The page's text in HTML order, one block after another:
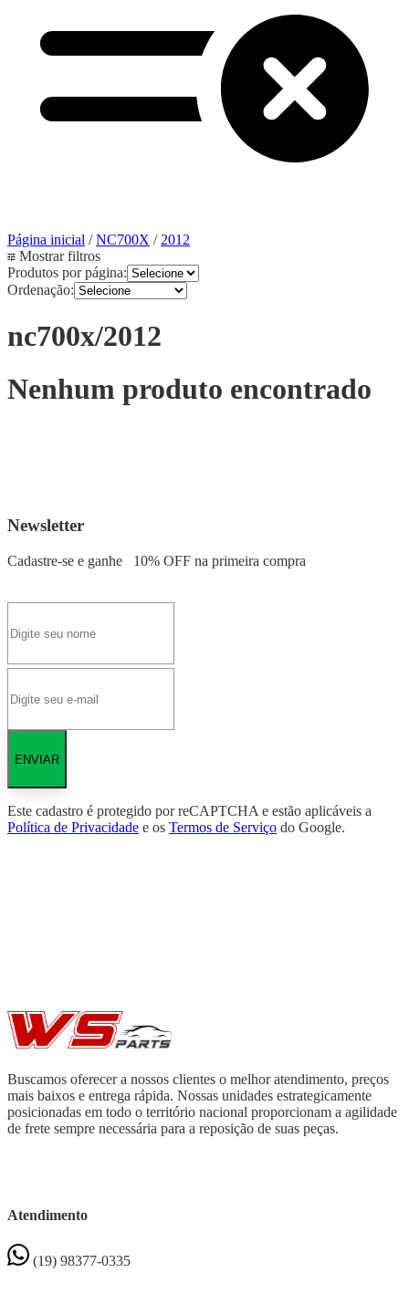
Página inicial /NC700X /2012
Mostrar filtros
Produtos por página:
Ordenação:
nc700x/2012
Nenhum produto encontrado
Newsletter
Cadastre-se e ganhe 10% OFF na primeira compra
ENVIAR
Este cadastro é protegido por reCAPTCHA e estão aplicáveis a
Política de Privacidade e os Termos de Serviço do Google.
Buscamos oferecer a nossos clientes o melhor atendimento, preços
mais baixos e entrega rápida. Nossas unidades estrategicamente
posicionadas em todo o território nacional proporcionam a agilidade
de frete sempre necessária para a reposição de suas peças.
Atendimento
(19) 98377-0335